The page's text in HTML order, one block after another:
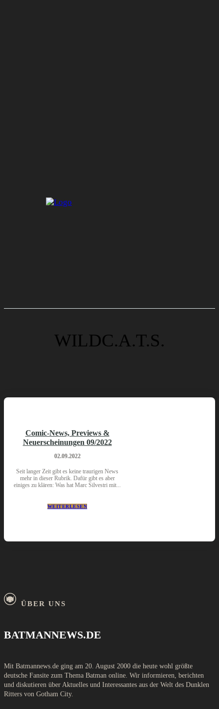
WILDC.A.T.S.
Comic-News, Previews &
Neuerscheinungen 09/2022
02.09.2022
Seit langer Zeit gibt es keine traurigen News
mehr in dieser Rubrik. Dafür gibt es aber
einiges zu klären: Was hat Marc Silvestri mit...
WEITERLESEN
ÜBER UNS
BATMANNEWS.DE
Mit Batmannews.de ging am 20. August 2000 die heute wohl größte
deutsche Fansite zum Thema Batman online. Wir informieren, berichten
und diskutieren über Aktuelles und Interessantes aus der Welt des Dunklen
Ritters von Gotham City.